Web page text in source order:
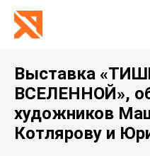
Выставка
ВСЕЛЕННОЙ»,
художников
Котлярову и